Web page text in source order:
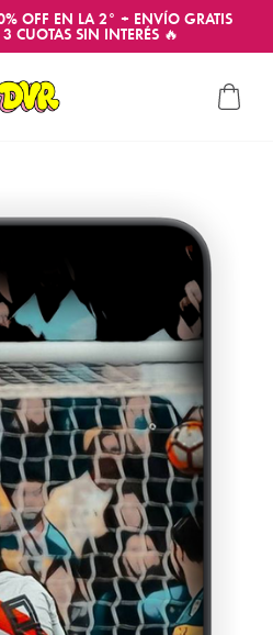
OFF EN LA 2° + ENVÍO GRATIS
CUOTAS SIN INTERÉS 🔥